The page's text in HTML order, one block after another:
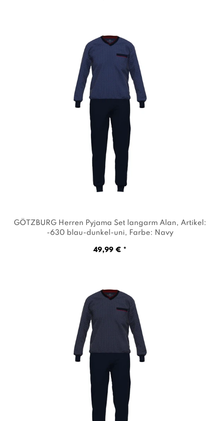
GÖTZBURG Herren Pyjama Set langarm Alan, Artikel:
-630 blau-dunkel-uni, Farbe: Navy
49,99 € *